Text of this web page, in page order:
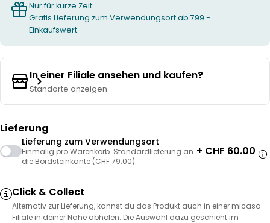
Nur für kurze Zeit:
Gratis Lieferung zum Verwendungsort ab 799.-
Einkaufswert.
In einer Filiale ansehen und kaufen?
Standorte anzeigen
Lieferung
Lieferung zum Verwendungsort
Einmalig pro Warenkorb. Standardlieferung an
die Bordsteinkante (CHF 79.00).
+ CHF 60.00
Click & Collect
Alternativ zur Lieferung, kannst du das Produkt auch in einer micasa-
Filiale in deiner Nähe abholen. Die Auswahl dazu geschieht im